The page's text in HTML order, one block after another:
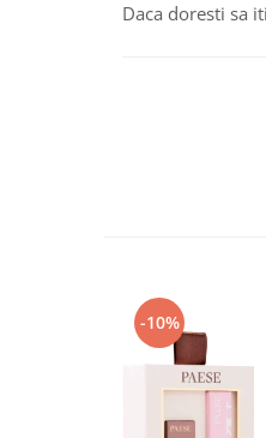
Daca doresti sa
-10%